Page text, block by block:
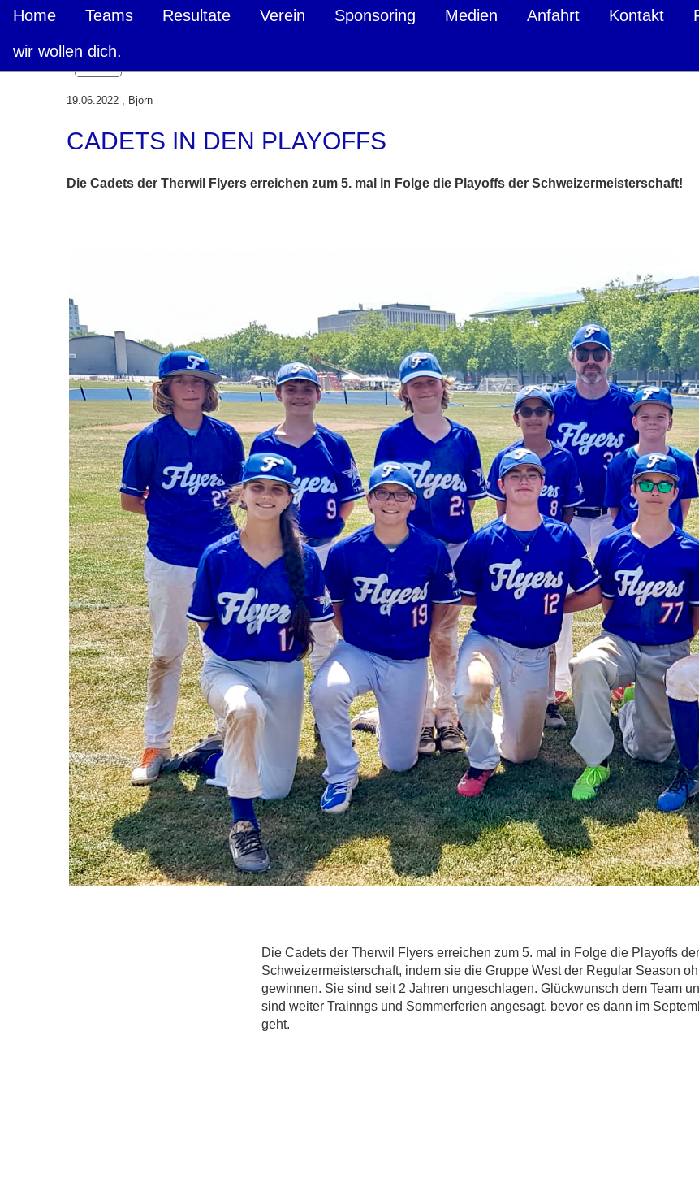
Home Teams Resultate Verein Sponsoring Medien Anfahrt Kontakt
wir wollen dich.
19.06.2022 , Björn
CADETS IN DEN PLAYOFFS
Die Cadets der Therwil Flyers erreichen zum 5. mal in Folge die Playoffs der Schweizermeisterschaft!
Die Cadets der Therwil Flyers erreichen zum 5. mal in Folge die Playoffs der
Schweizermeisterschaft, indem sie die Gruppe West der Regular Season
gewinnen. Sie sind seit 2 Jahren ungeschlagen. Glückwunsch dem Team
sind weiter Trainngs und Sommerferien angesagt, bevor es dann im
geht.